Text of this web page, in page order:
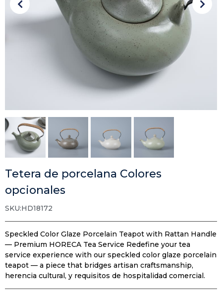
Tetera de porcelana Colores
opcionales
SKU:HD18172
Speckled Color Glaze Porcelain Teapot with Rattan Handle
— Premium HORECA Tea Service Redefine your tea
service experience with our speckled color glaze porcelain
teapot — a piece that bridges artisan craftsmanship,
herencia cultural, y requisitos de hospitalidad comercial.